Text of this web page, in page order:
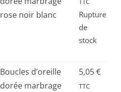
rose noir blanc
Rupture
de
stock
Boucles d’oreille
dorée marbrage
5,05€
TTC